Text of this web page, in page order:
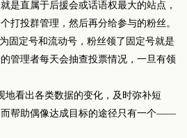
直属于后援会或话语权最大的站点，
打投群管理，然后再分给参与的粉丝。
定号和流动号，粉丝领了固定号就是
管理者每天会抽查投票情况，一旦有领
看出各类数据的变化，及时弥补短
而帮助偶像达成目标的途径只有一个——